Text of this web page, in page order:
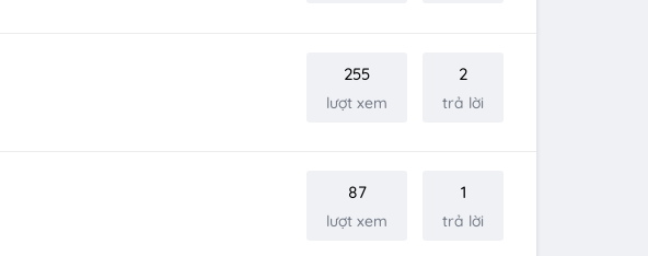
255
lượt xem
2
trả lời
87
lượt xem
1
trả lời